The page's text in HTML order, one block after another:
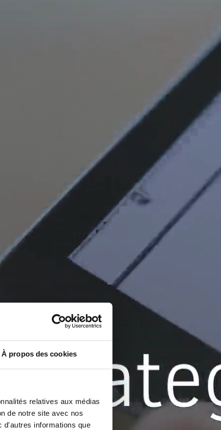
À propos des cookies
relatives aux médias
de notre site avec nos
d'autres informations que